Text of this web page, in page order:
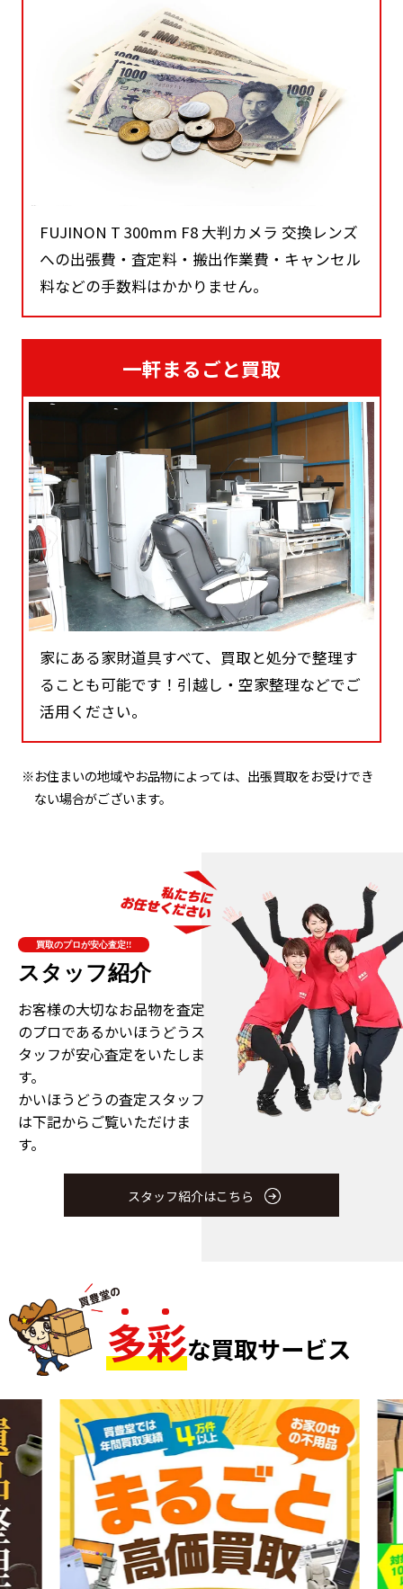
FUJINON T 300mm F8 大判カメラ 交換レンズ
への出張費・査定料・搬出作業費・キャンセル
料などの手数料はかかりません。
一軒まるごと買取
家にある家財道具すべて、買取と処分で整理す
ることも可能です！引越し・空家整理などでご
活用ください。
※お住まいの地域やお品物によっては、出張買取をお受けでき
ない場合がございます。
買取のプロが安心査定!!
スタッフ紹介
お客様の大切なお品物を査定
のプロであるかいほうどうス
タッフが安心査定をいたしま
す。
かいほうどうの査定スタッフ
は下記からご覧いただけま
す。
スタッフ紹介はこちら
多彩な買取サービス